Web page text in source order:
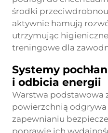
środki
aktywnie hamują
utrzymując
treningowe dla
Systemy
i odbicia energii
Warstwa podstawowa
powierzchnią
zapewnianiu
poprawie ich